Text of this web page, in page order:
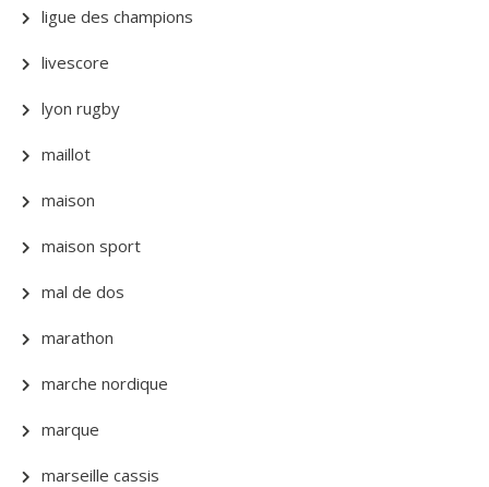
ligue des champions
livescore
lyon rugby
maillot
maison
maison sport
mal de dos
marathon
marche nordique
marque
marseille cassis